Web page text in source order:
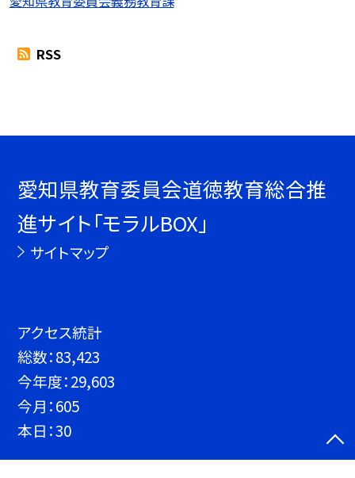
RSS
愛知県教育委員会道徳教育総合推
進サイト「モラルBOX」
サイトマップ
アクセス統計
総数：83,423
今年度：29,603
今月：605
本日：30